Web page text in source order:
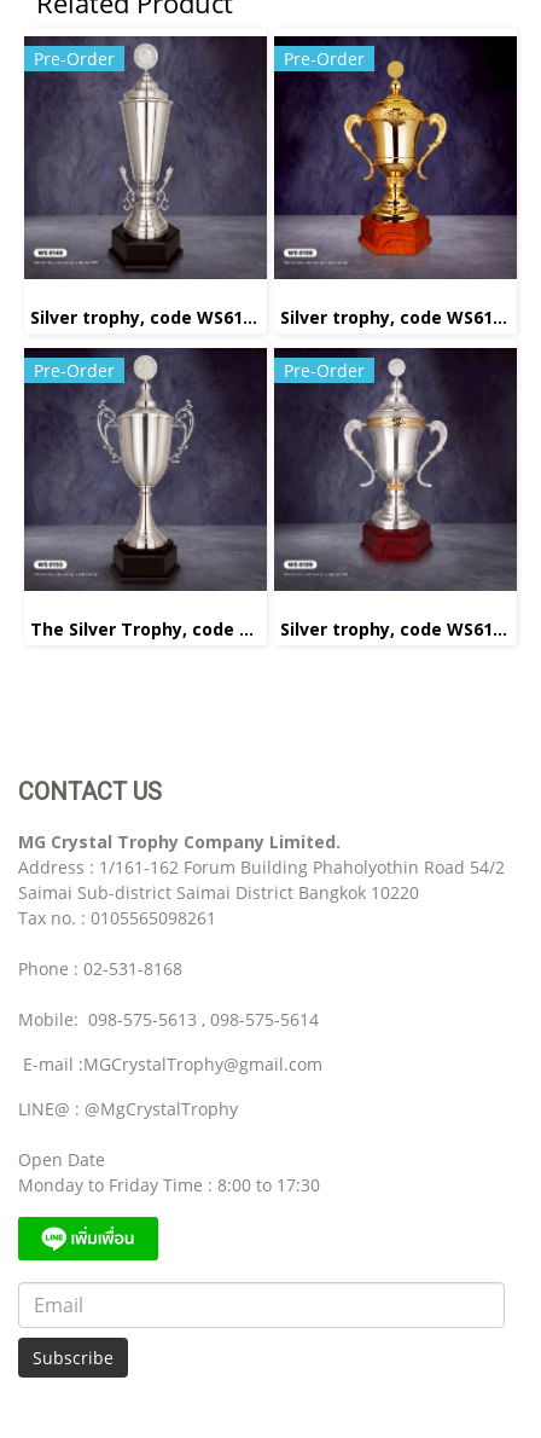
Pre-Order
Silver trophy, code WS6149
Pre-Order
Silver trophy, code WS6198
Pre-Order
The Silver Trophy, code WS6150
Pre-Order
Silver trophy, code WS6199
CONTACT US
MG Crystal Trophy Company Limited.
Address : 1/161-162 Forum Building Phaholyothin Road 54/2
Saimai Sub-district Saimai District Bangkok 10220
Tax no. : 0105565098261
Phone : 02-531-8168
Mobile: 098-575-5613 , 098-575-5614
E-mail :MGCrystalTrophy@gmail.com
LINE@ : @MgCrystalTrophy
Open Date
Monday to Friday Time : 8:00 to 17:30
Subscribe